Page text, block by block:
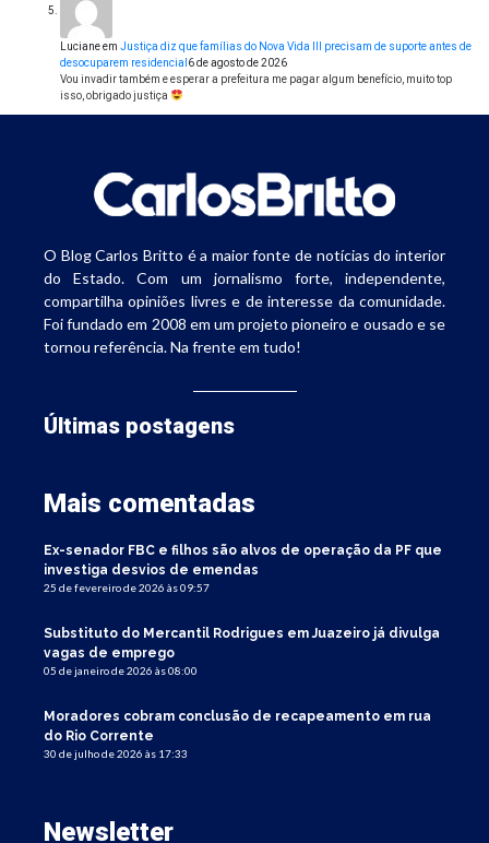
Lucianeem Justiça diz que famílias do Nova Vida III precisam de suporte antes de
desocuparem residencial 6 de agosto de 2026
Vou invadir também e esperar a prefeitura me pagar algum benefício, muito top
isso, obrigado justiça
O Blog Carlos Britto é a maior fonte de notícias do interior
do Estado. Com um jornalismo forte, independente,
compartilha opiniões livres e de interesse da comunidade.
Foi fundado em 2008 em um projeto pioneiro e ousado e se
tornou referência. Na frente em tudo!
Últimas postagens
Mais comentadas
Ex-senador FBC e filhos são alvos de operação da PF que
investiga desvios de emendas
25 de fevereiro de 2026 às 09:57
Substituto do Mercantil Rodrigues em Juazeiro já divulga
vagas de emprego
05 de janeiro de 2026 às 08:00
Moradores cobram conclusão de recapeamento em rua
do Rio Corrente
30 de julho de 2026 às 17:33
Newsletter